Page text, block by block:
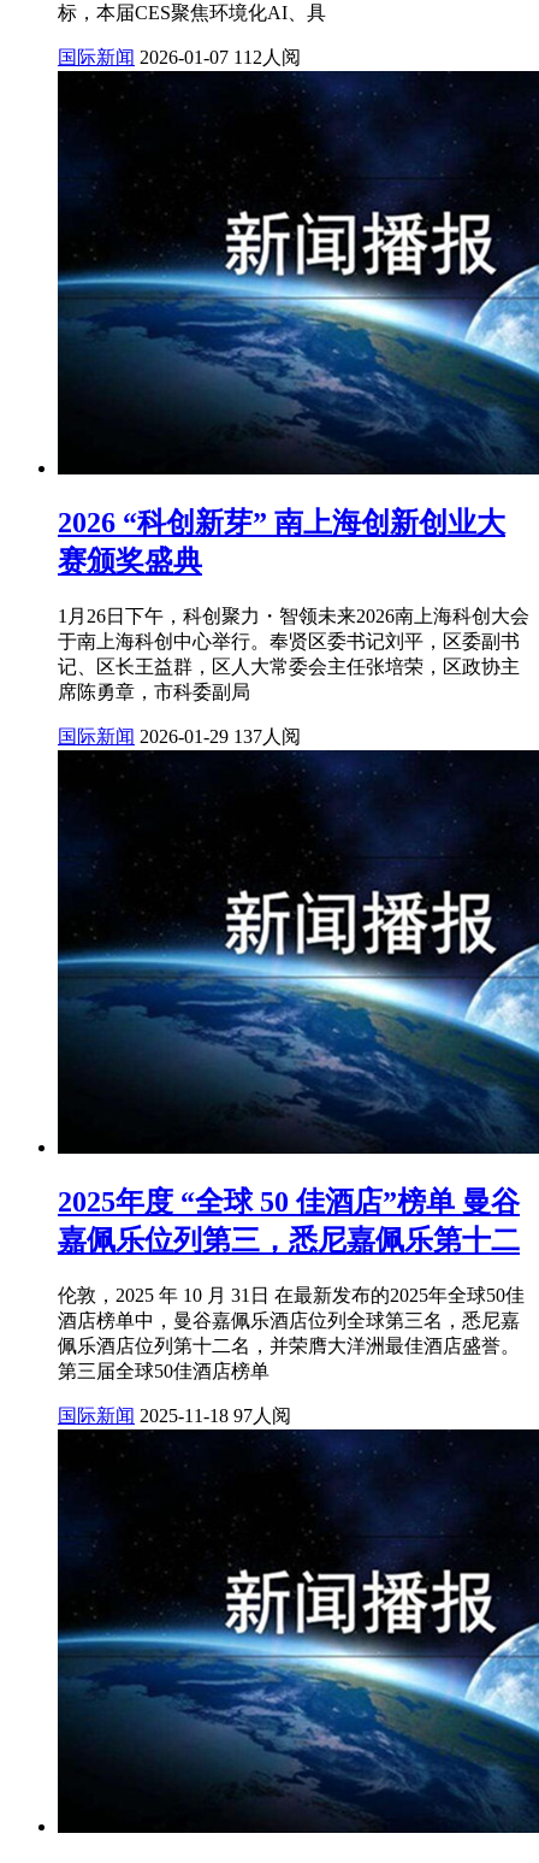
标，本届CES聚焦环境化AI、具
国际新闻 2026-01-07 112人阅
2026 “科创新芽” 南上海创新创业大
赛颁奖盛典
1月26日下午，科创聚力・智领未来2026南上海科创大会
于南上海科创中心举行。奉贤区委书记刘平，区委副书
记、区长王益群，区人大常委会主任张培荣，区政协主
席陈勇章，市科委副局
国际新闻 2026-01-29 137人阅
2025年度 “全球 50 佳酒店”榜单 曼谷
嘉佩乐位列第三，悉尼嘉佩乐第十二
伦敦，2025 年 10 月 31日 在最新发布的2025年全球50佳
酒店榜单中，曼谷嘉佩乐酒店位列全球第三名，悉尼嘉
佩乐酒店位列第十二名，并荣膺大洋洲最佳酒店盛誉。
第三届全球50佳酒店榜单
国际新闻 2025-11-18 97人阅